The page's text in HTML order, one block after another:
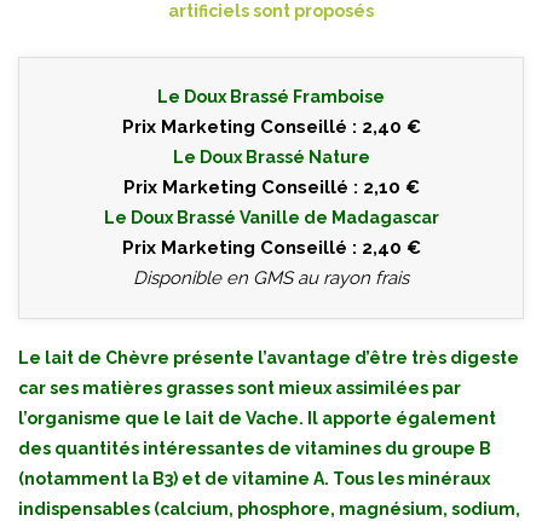
artificiels sont proposés
Le Doux Brassé Framboise
Prix Marketing Conseillé : 2,40 €
Le Doux Brassé Nature
Prix Marketing Conseillé : 2,10 €
Le Doux Brassé Vanille de Madagascar
Prix Marketing Conseillé : 2,40 €
Disponible en GMS au rayon frais
Le lait de Chèvre présente l’avantage d’être très digeste
car ses matières grasses sont mieux assimilées par
l’organisme que le lait de Vache. Il apporte également
des quantités intéressantes de vitamines du groupe B
(notamment la B3) et de vitamine A. Tous les minéraux
indispensables (calcium, phosphore, magnésium, sodium,